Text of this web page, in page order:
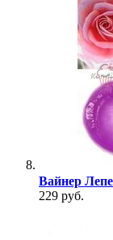
Вайнер
229 руб.